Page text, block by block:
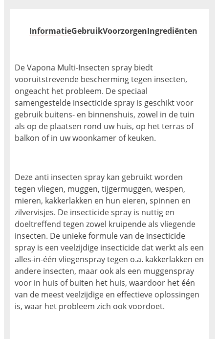
InformatieGebruikVoorzorgenIngrediënten
De Vapona Multi-Insecten spray biedt
vooruitstrevende bescherming tegen insecten,
ongeacht het probleem. De speciaal
samengestelde insecticide spray is geschikt voor
gebruik buitens- en binnenshuis, zowel in de tuin
als op de plaatsen rond uw huis, op het terras of
balkon of in uw woonkamer of keuken.
Deze anti insecten spray kan gebruikt worden
tegen vliegen, muggen, tijgermuggen, wespen,
mieren, kakkerlakken en hun eieren, spinnen en
zilvervisjes. De insecticide spray is nuttig en
doeltreffend tegen zowel kruipende als vliegende
insecten. De unieke formule van de insecticide
spray is een veelzijdige insecticide dat werkt als een
alles-in-één vliegenspray tegen o.a. kakkerlakken en
andere insecten, maar ook als een muggenspray
voor in huis of buiten het huis, waardoor het één
van de meest veelzijdige en effectieve oplossingen
is, waar het probleem zich ook voordoet.